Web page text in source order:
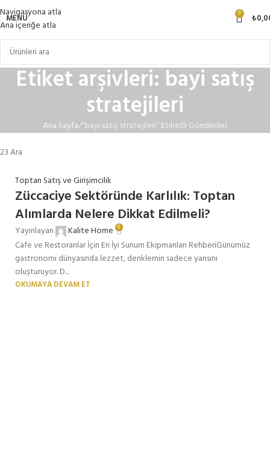
Navigasyona atla
Ana içeriğe atla
MENÜ 0 ₺
Etiket arşivleri: bayi satış
stratejileri
Ana Sayfa “bayi satış stratejileri” Etiketli Gönderiler
23Ara
Toptan Satış ve Girişimcilik
Züccaciye Sektöründe Karlılık: Toptan
Alımlarda Nelere Dikkat Edilmeli?
Yayınlayan Kalite Home 0
Cafe ve Restoranlar İçin En İyi Sunum Ekipmanları RehberiGünümüz
gastronomi dünyasında lezzet, denklemin sadece yarısını
oluşturuyor. D...
OKUMAYA DEVAM ET